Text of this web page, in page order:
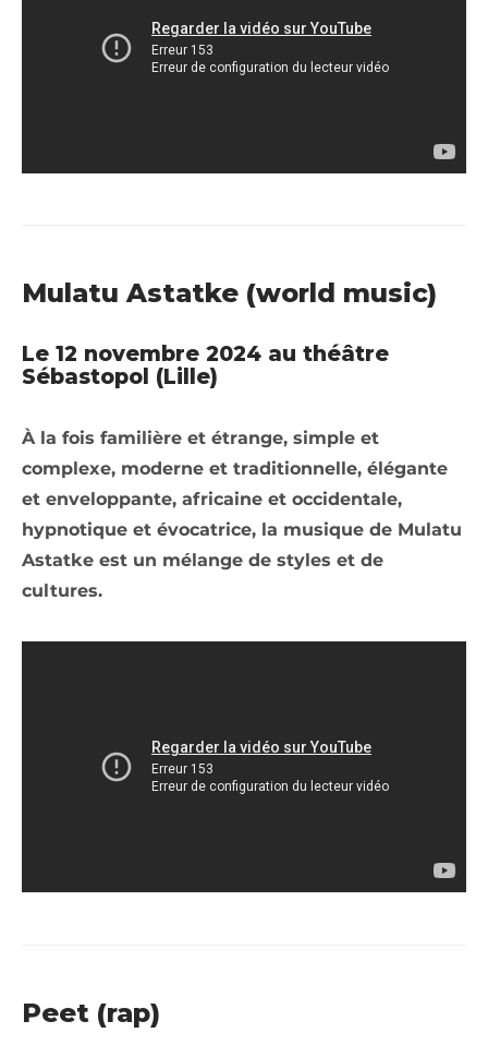
Mulatu Astatke (world music)
Le 12 novembre 2024 au théâtre
Sébastopol (Lille)
À la fois familière et étrange, simple et
complexe, moderne et traditionnelle, élégante
et enveloppante, africaine et occidentale,
hypnotique et évocatrice, la musique de Mulatu
Astatke est un mélange de styles et de
cultures.
Peet (rap)